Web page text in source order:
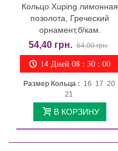
Кольцо Xuping лимонная
позолота, Греческий
орнамент,б/кам.
54,40 грн. 64,00 грн.
14 Дней 08 : 29 : 58
Размер Кольца : 16 17 20
21
В КОРЗИНУ